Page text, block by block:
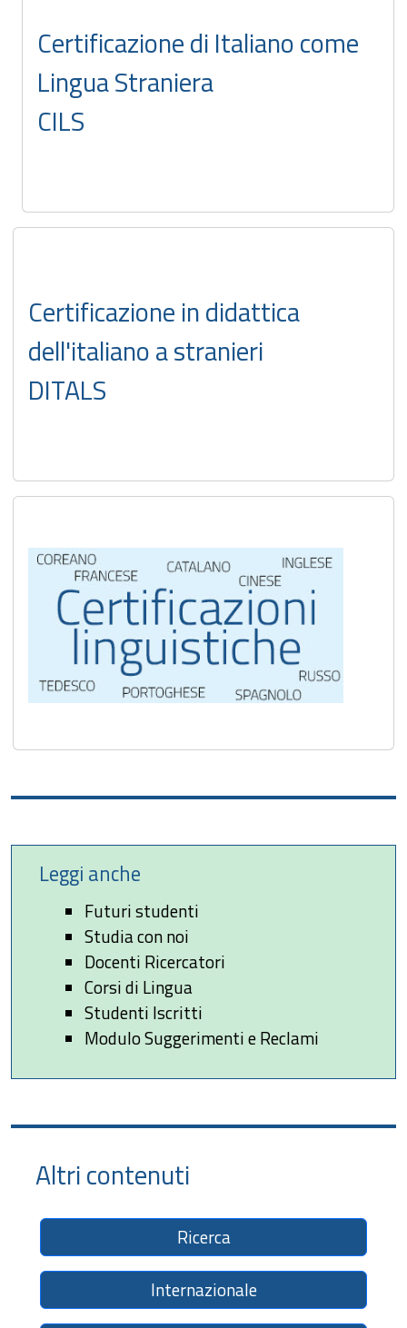
Certificazione di Italiano come
Lingua Straniera
CILS
Certificazione in didattica
dell'italiano a stranieri
DITALS
Leggi anche
Futuri studenti
Studia con noi
Docenti Ricercatori
Corsi di Lingua
Studenti Iscritti
Modulo Suggerimenti e Reclami
Altri contenuti
Ricerca
Internazionale